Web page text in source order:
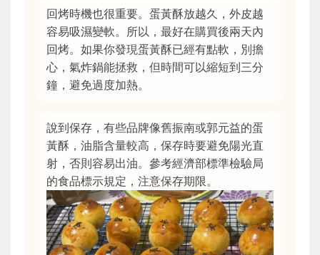
回烤時機也很重要。蛋黃酥放越久，外皮越
容易吸濕變軟。所以，最好在購買後兩天內
回烤。如果你發現蛋黃酥已經有點軟，別擔
心，氣炸鍋能拯救，但時間可以縮短到三分
鐘，避免過度加熱。
說到保存，有些品牌像舊振南或郭元益的蛋
黃酥，油脂含量較高，保存時要避免陽光直
射，否則容易出油。參考經濟部標準檢驗局
的食品標示規定，注意保存期限。